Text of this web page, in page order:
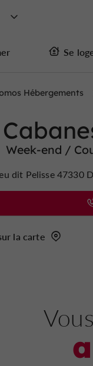
Se
Hébergements
Week-end /
dit Pelisse 47330
la carte